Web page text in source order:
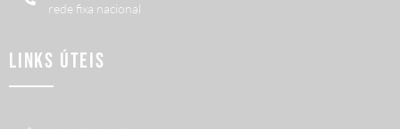
rede fixa nacional
LINKS ÚTEIS